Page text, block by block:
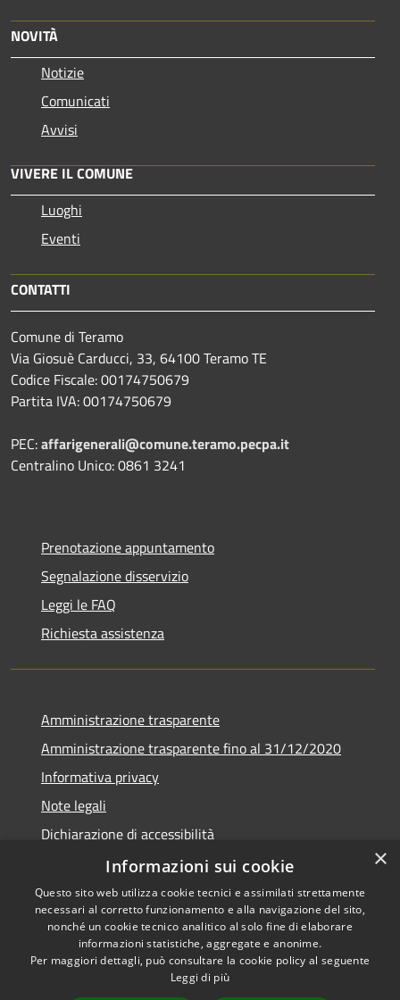
NOVITÀ
Notizie
Comunicati
Avvisi
VIVERE IL COMUNE
Luoghi
Eventi
CONTATTI
Comune di Teramo
Via Giosuè Carducci, 33, 64100 Teramo TE
Codice Fiscale: 00174750679
Partita IVA: 00174750679
PEC:affarigenerali@comune.teramo.pecpa.it
Centralino Unico: 0861 3241
Prenotazione appuntamento
Segnalazione disservizio
Leggi le FAQ
Richiesta assistenza
Amministrazione trasparente
Amministrazione trasparente fino al 31/12/2020
Informativa privacy
Note legali
Dichiarazione di accessibilità
Accessibilità
Privacy
Copyright © 2026 • Comune di
Teramo • Powered by
Municipium• Accesso
×
Informazioni sui cookie
Questo sito web utilizza cookie tecnici e assimilati strettamente
necessari al corretto funzionamento e alla navigazione del sito,
nonché un cookie tecnico analitico al solo fine di elaborare
informazioni statistiche, aggregate e anonime.
Per maggiori dettagli, può consultare la cookie policy al seguente
Leggi di più